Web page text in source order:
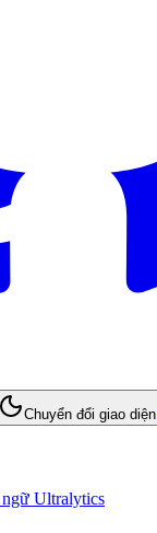
Chuyển đổi giao diện
Ultralytics